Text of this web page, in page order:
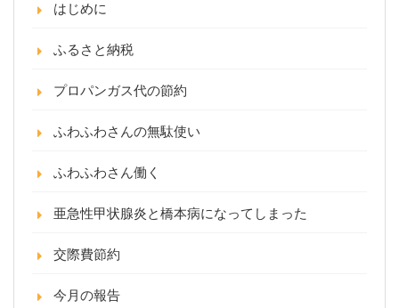
はじめに
ふるさと納税
プロパンガス代の節約
ふわふわさんの無駄使い
ふわふわさん働く
亜急性甲状腺炎と橋本病になってしまった
交際費節約
今月の報告